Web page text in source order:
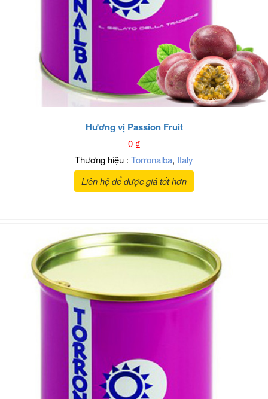
Hương vị Passion Fruit
0₫
Thương hiệu : Torronalba, Italy
Liên hệ để được giá tốt hơn